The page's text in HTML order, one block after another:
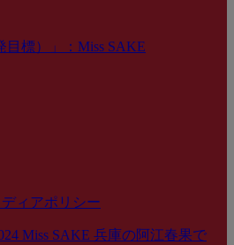
目標）」：Miss SAKE
ィアポリシー
Miss SAKE 兵庫の阿江春果で